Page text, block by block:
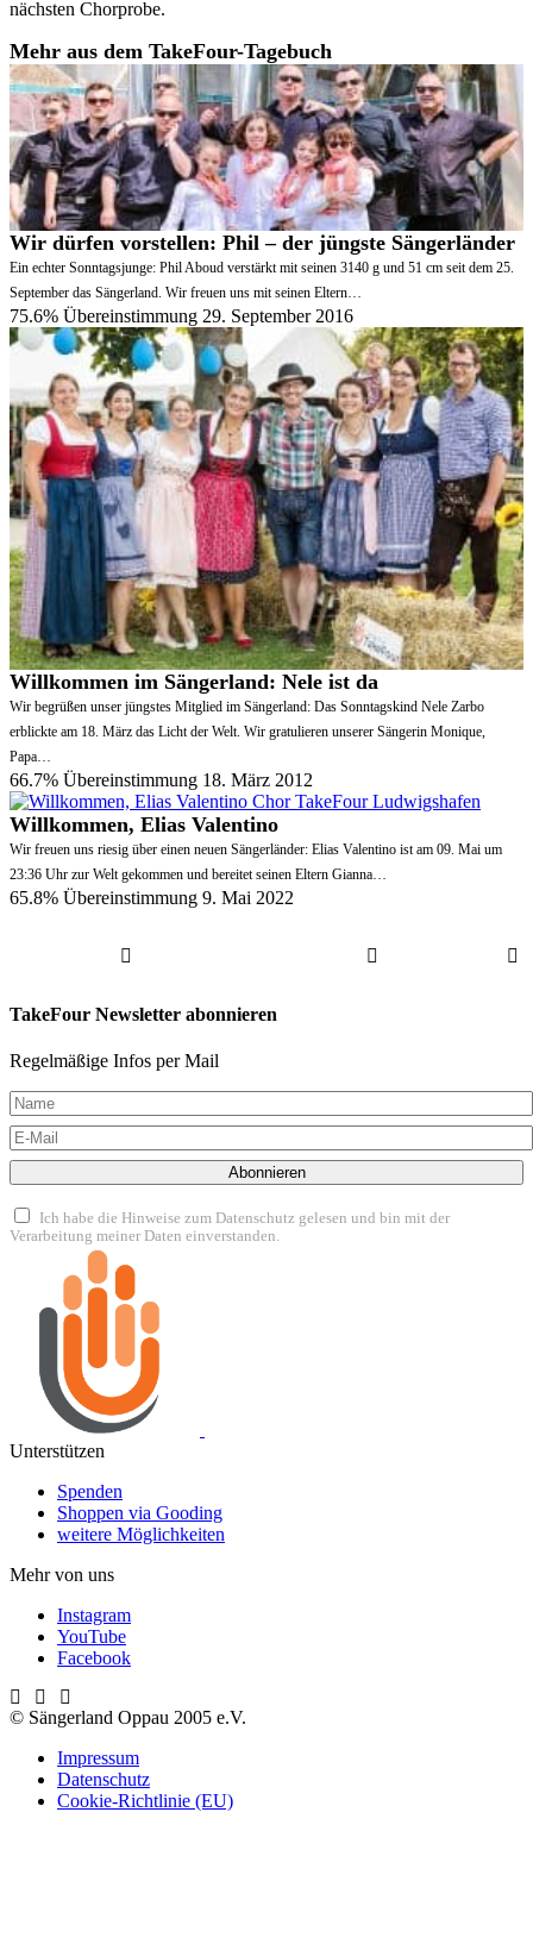
nächsten Chorprobe.
Mehr aus dem TakeFour-Tagebuch
Wir dürfen vorstellen: Phil – der jüngste Sängerländer
Ein echter Sonntagsjunge: Phil Aboud verstärkt mit seinen 3140 g und 51 cm seit dem 25.
September das Sängerland. Wir freuen uns mit seinen Eltern…
75.6% Übereinstimmung 29. September 2016
Willkommen im Sängerland: Nele ist da
Wir begrüßen unser jüngstes Mitglied im Sängerland: Das Sonntagskind Nele Zarbo
erblickte am 18. März das Licht der Welt. Wir gratulieren unserer Sängerin Monique,
Papa…
66.7% Übereinstimmung 18. März 2012
Willkommen, Elias Valentino
Wir freuen uns riesig über einen neuen Sängerländer: Elias Valentino ist am 09. Mai um
23:36 Uhr zur Welt gekommen und bereitet seinen Eltern Gianna…
65.8% Übereinstimmung 9. Mai 2022
TakeFour Newsletter abonnieren
Regelmäßige Infos per Mail
Abonnieren
Ich habe die Hinweise zum Datenschutz gelesen und bin mit der
Verarbeitung meiner Daten einverstanden.
Unterstützen
Spenden
Shoppen via Gooding
weitere Möglichkeiten
Mehr von uns
Instagram
YouTube
Facebook
© Sängerland Oppau 2005 e.V.
Impressum
Datenschutz
Cookie-Richtlinie (EU)